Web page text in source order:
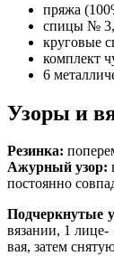
пряжа
спицы №
круговые
комплект
6
Узоры и
Резинка:
Ажурный узор:
постоянно
Подчеркнутые
вязании, 1 лице-
вая, затем